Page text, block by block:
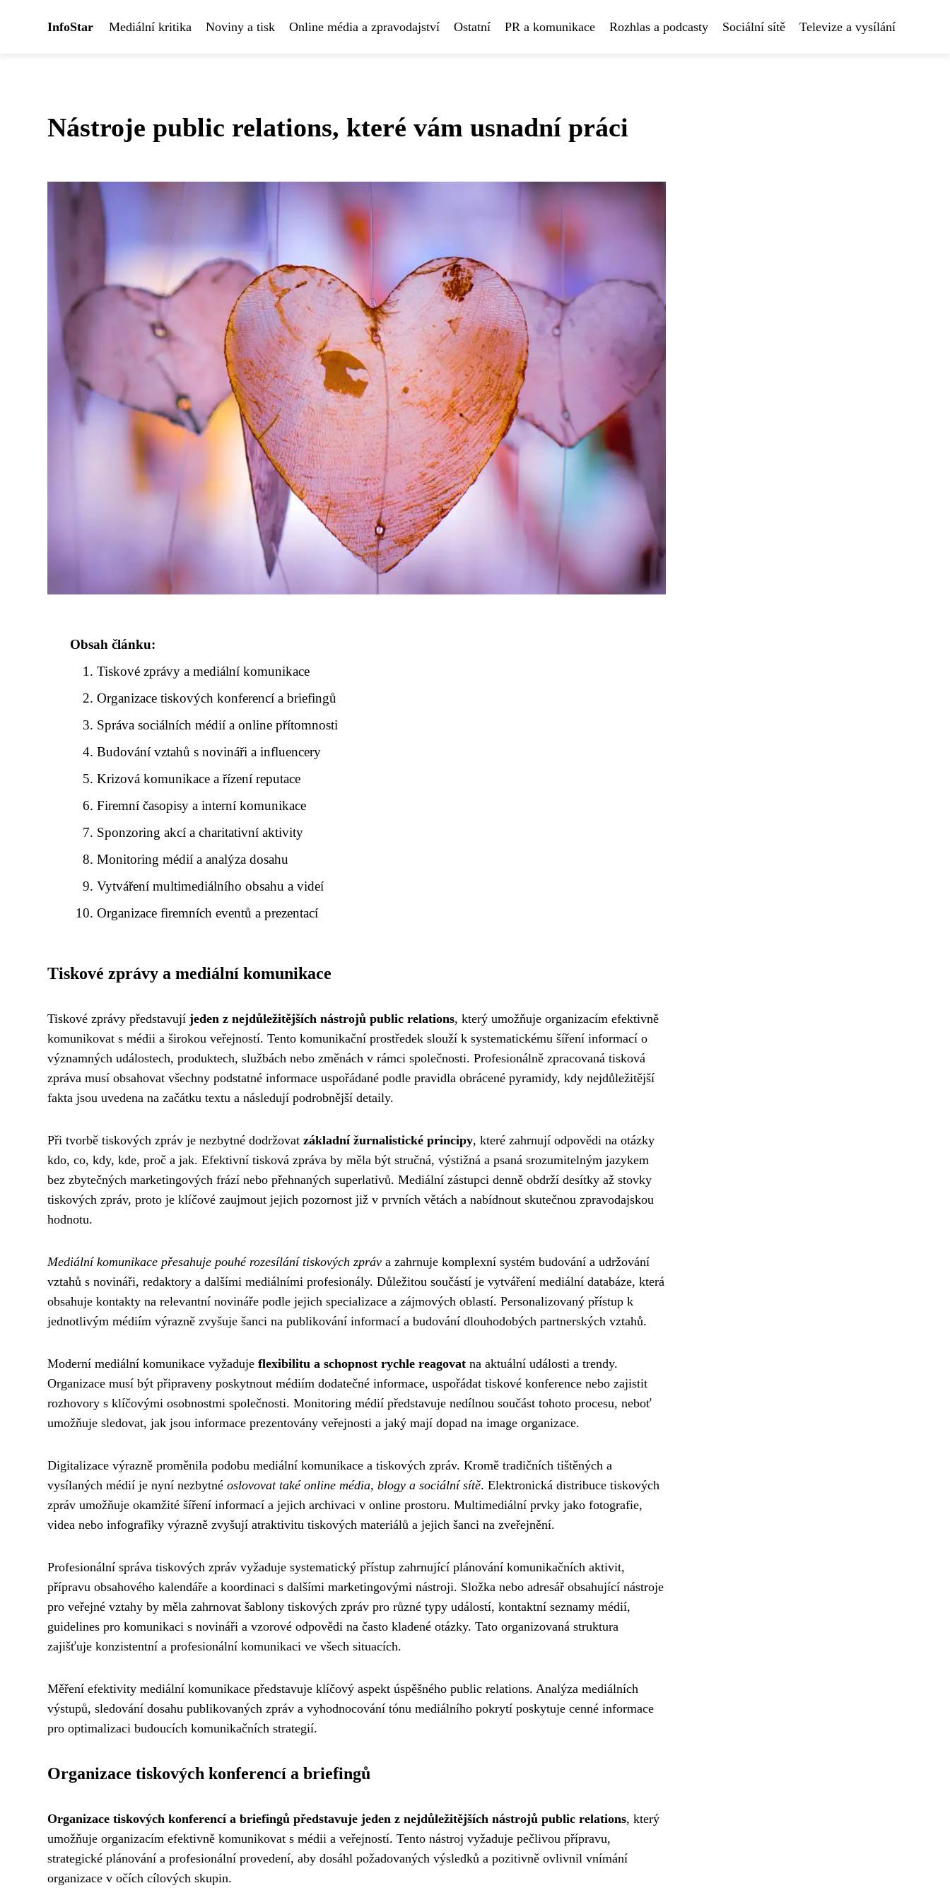
InfoStar Mediální kritika Noviny a tisk Online média a zpravodajství Ostatní PR a komunikace Rozhlas a podcasty Sociální sítě Televize a vysílání
Nástroje public relations, které vám usnadní práci
Obsah článku:
Tiskové zprávy a mediální komunikace
Organizace tiskových konferencí a briefingů
Správa sociálních médií a online přítomnosti
Budování vztahů s novináři a influencery
Krizová komunikace a řízení reputace
Firemní časopisy a interní komunikace
Sponzoring akcí a charitativní aktivity
Monitoring médií a analýza dosahu
Vytváření multimediálního obsahu a videí
Organizace firemních eventů a prezentací
Tiskové zprávy a mediální komunikace
Tiskové zprávy představují jeden z nejdůležitějších nástrojů public relations, který umožňuje organizacím efektivně
komunikovat s médii a širokou veřejností. Tento komunikační prostředek slouží k systematickému šíření informací o
významných událostech, produktech, službách nebo změnách v rámci společnosti. Profesionálně zpracovaná tisková
zpráva musí obsahovat všechny podstatné informace uspořádané podle pravidla obrácené pyramidy, kdy nejdůležitější
fakta jsou uvedena na začátku textu a následují podrobnější detaily.
Při tvorbě tiskových zpráv je nezbytné dodržovat základní žurnalistické principy, které zahrnují odpovědi na otázky
kdo, co, kdy, kde, proč a jak. Efektivní tisková zpráva by měla být stručná, výstižná a psaná srozumitelným jazykem
bez zbytečných marketingových frází nebo přehnaných superlativů. Mediální zástupci denně obdrží desítky až stovky
tiskových zpráv, proto je klíčové zaujmout jejich pozornost již v prvních větách a nabídnout skutečnou zpravodajskou
hodnotu.
Mediální komunikace přesahuje pouhé rozesílání tiskových zpráv a zahrnuje komplexní systém budování a udržování
vztahů s novináři, redaktory a dalšími mediálními profesionály. Důležitou součástí je vytváření mediální databáze, která
obsahuje kontakty na relevantní novináře podle jejich specializace a zájmových oblastí. Personalizovaný přístup k
jednotlivým médiím výrazně zvyšuje šanci na publikování informací a budování dlouhodobých partnerských vztahů.
Moderní mediální komunikace vyžaduje flexibilitu a schopnost rychle reagovat na aktuální události a trendy.
Organizace musí být připraveny poskytnout médiím dodatečné informace, uspořádat tiskové konference nebo zajistit
rozhovory s klíčovými osobnostmi společnosti. Monitoring médií představuje nedílnou součást tohoto procesu, neboť
umožňuje sledovat, jak jsou informace prezentovány veřejnosti a jaký mají dopad na image organizace.
Digitalizace výrazně proměnila podobu mediální komunikace a tiskových zpráv. Kromě tradičních tištěných a
vysílaných médií je nyní nezbytné oslovovat také online média, blogy a sociální sítě. Elektronická distribuce tiskových
zpráv umožňuje okamžité šíření informací a jejich archivaci v online prostoru. Multimediální prvky jako fotografie,
videa nebo infografiky výrazně zvyšují atraktivitu tiskových materiálů a jejich šanci na zveřejnění.
Profesionální správa tiskových zpráv vyžaduje systematický přístup zahrnující plánování komunikačních aktivit,
přípravu obsahového kalendáře a koordinaci s dalšími marketingovými nástroji. Složka nebo adresář obsahující nástroje
pro veřejné vztahy by měla zahrnovat šablony tiskových zpráv pro různé typy událostí, kontaktní seznamy médií,
guidelines pro komunikaci s novináři a vzorové odpovědi na často kladené otázky. Tato organizovaná struktura
zajišťuje konzistentní a profesionální komunikaci ve všech situacích.
Měření efektivity mediální komunikace představuje klíčový aspekt úspěšného public relations. Analýza mediálních
výstupů, sledování dosahu publikovaných zpráv a vyhodnocování tónu mediálního pokrytí poskytuje cenné informace
pro optimalizaci budoucích komunikačních strategií.
Organizace tiskových konferencí a briefingů
Organizace tiskových konferencí a briefingů představuje jeden z nejdůležitějších nástrojů public relations, který
umožňuje organizacím efektivně komunikovat s médii a veřejností. Tento nástroj vyžaduje pečlivou přípravu,
strategické plánování a profesionální provedení, aby dosáhl požadovaných výsledků a pozitivně ovlivnil vnímání
organizace v očích cílových skupin.